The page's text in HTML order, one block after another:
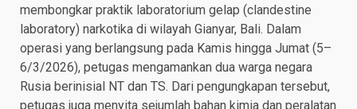
membongkar praktik laboratorium gelap (clandestine
laboratory) narkotika di wilayah Gianyar, Bali. Dalam
operasi yang berlangsung pada Kamis hingga Jumat (5–
6/3/2026), petugas mengamankan dua warga negara
Rusia berinisial NT dan TS. Dari pengungkapan tersebut,
petugas juga menyita sejumlah bahan kimia dan peralatan